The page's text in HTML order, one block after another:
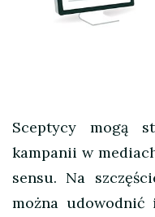
Sceptycy mogą
kampanii w
sensu. Na
można udowodnić